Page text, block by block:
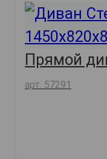
Прямой
арт. 57291